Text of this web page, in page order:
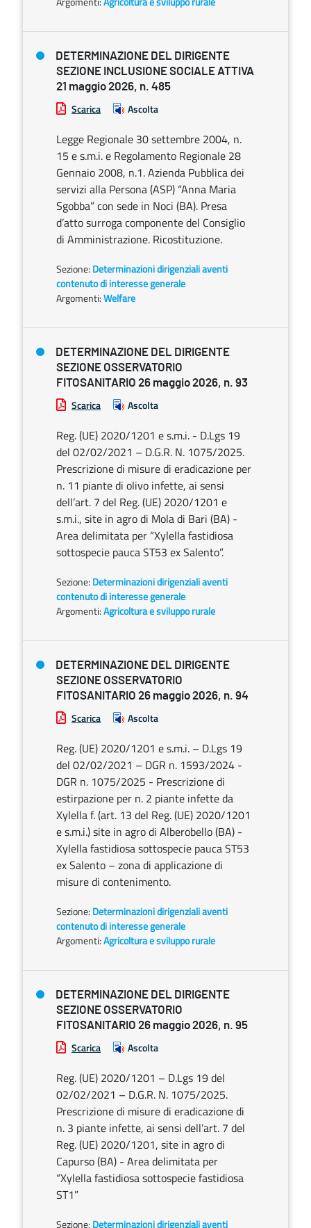
DETERMINAZIONE DEL DIRIGENTE
SEZIONE INCLUSIONE SOCIALE ATTIVA
21 maggio 2026, n. 485
Scarica Ascolta
Legge Regionale 30 settembre 2004, n.
15 e s.m.i. e Regolamento Regionale 28
Gennaio 2008, n.1. Azienda Pubblica dei
servizi alla Persona (ASP) “Anna Maria
Sgobba” con sede in Noci (BA). Presa
d’atto surroga componente del Consiglio
di Amministrazione. Ricostituzione.
Sezione: Determinazioni dirigenziali aventi
contenuto di interesse generale
Argomenti:Welfare
DETERMINAZIONE DEL DIRIGENTE
SEZIONE OSSERVATORIO
FITOSANITARIO 26 maggio 2026, n. 93
Scarica Ascolta
Reg. (UE) 2020/1201 e s.m.i. - D.Lgs 19
del 02/02/2021 – D.G.R. N. 1075/2025.
Prescrizione di misure di eradicazione per
n. 11 piante di olivo infette, ai sensi
dell’art. 7 del Reg. (UE) 2020/1201 e
s.m.i., site in agro di Mola di Bari (BA) -
Area delimitata per “Xylella fastidiosa
sottospecie pauca ST53 ex Salento”.
Sezione: Determinazioni dirigenziali aventi
contenuto di interesse generale
Argomenti:Agricoltura e sviluppo rurale
DETERMINAZIONE DEL DIRIGENTE
SEZIONE OSSERVATORIO
FITOSANITARIO 26 maggio 2026, n. 94
Scarica Ascolta
Reg. (UE) 2020/1201 e s.m.i. – D.Lgs 19
del 02/02/2021 – DGR n. 1593/2024 -
DGR n. 1075/2025 - Prescrizione di
estirpazione per n. 2 piante infette da
Xylella f. (art. 13 del Reg. (UE) 2020/1201
e s.m.i.) site in agro di Alberobello (BA) -
Xylella fastidiosa sottospecie pauca ST53
ex Salento – zona di applicazione di
misure di contenimento.
Sezione: Determinazioni dirigenziali aventi
contenuto di interesse generale
Argomenti:Agricoltura e sviluppo rurale
DETERMINAZIONE DEL DIRIGENTE
SEZIONE OSSERVATORIO
FITOSANITARIO 26 maggio 2026, n. 95
Scarica Ascolta
Reg. (UE) 2020/1201 – D.Lgs 19 del
02/02/2021 – D.G.R. N. 1075/2025.
Prescrizione di misure di eradicazione di
n. 3 piante infette, ai sensi dell’art. 7 del
Reg. (UE) 2020/1201, site in agro di
Capurso (BA) - Area delimitata per
“Xylella fastidiosa sottospecie fastidiosa
ST1”
Sezione: Determinazioni dirigenziali aventi